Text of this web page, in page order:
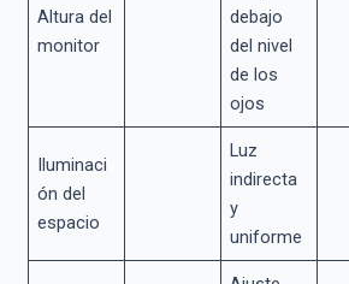
Altura del
monitor
debajo
del nivel
de los
ojos
Iluminaci
ón del
espacio
Luz
indirecta
y
uniforme